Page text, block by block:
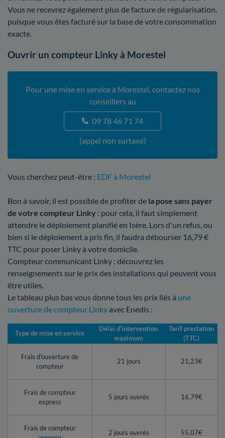
Vous ne recevrez également plus de facture de régularisation,
puisque vous êtes facturé sur la base de votre consommation
exacte.
Ouvrir un compteur Linky à Morestel
Pour une mise en service à Morestel, contactez nos
conseillers au
09 78 46 71 74
(appel non surtaxé)
Vous cherchez peut-être : EDF à Morestel
Bon à savoir, il est possible de profiter de la pose sans payer
de votre compteur Linky : pour cela, il faut simplement
attendre le déploiement planifié en Isère. Lors d'un refus, ou
bien si le déploiement a pris fin, il faudra débourser 16,79 €
TTC pour poser Linky à votre domicile.
Compteur communicant Linky : découvrez les
renseignements sur le prix des installations qui peuvent vous
être utiles.
Le tableau plus bas vous donne tous les prix liés à une
ouverture de compteur Linkyavec Enedis :
Type de mise en service
Délai d’intervention
maximum
Tarif prestation
(TTC)
Frais d'ouverture de
compteur
21 jours 21,23€
Frais de compteur
express
5 jours ouvrés 16,79€
Frais de compteur
2 jours ouvrés 55,07€